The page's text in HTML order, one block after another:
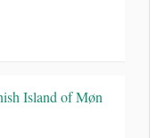
Island of Møn